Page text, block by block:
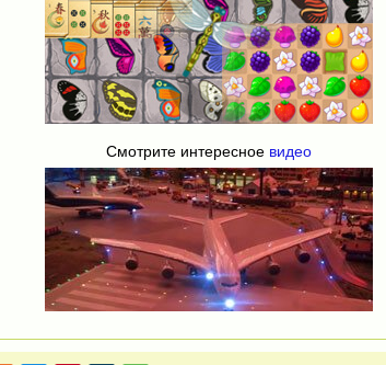
Смотрите интересное видео